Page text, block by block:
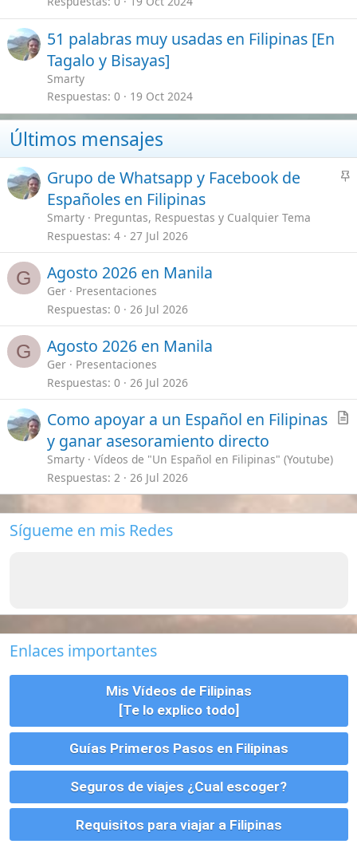
Respuestas 0 19 Oct 2024
Últimos mensajes
l
d
Grupo de Whatsapp y Facebook de
Españoles en Filipinas
Smarty
Preguntas, Respuestas y Cualquier Tema
G Agosto 2026 en Manila
Ger
Presentaciones
Respuestas
0 26 Jul 2026
Agosto 2026 en Manila
Ger
Presentaciones
Respuestas 0 26 Jul 2026
Como apoyar a un Español en Filipinas
y ganar asesoramiento directo
Smarty
Vídeos de "Un Español en Filipinas" (Youtube)
Respuestas
2 26 Jul 2026
Sígueme en mis Redes
Enlaces importantes
Mis Vídeos de Filipinas
Charla en General
Bancos en Filipinas
Empleo en Filipinas
Como Enviar Dinero a Filipinas
Vivienda, Alquiler, Compra y Tramites
Parejas, Bodas, Divorcios, etc